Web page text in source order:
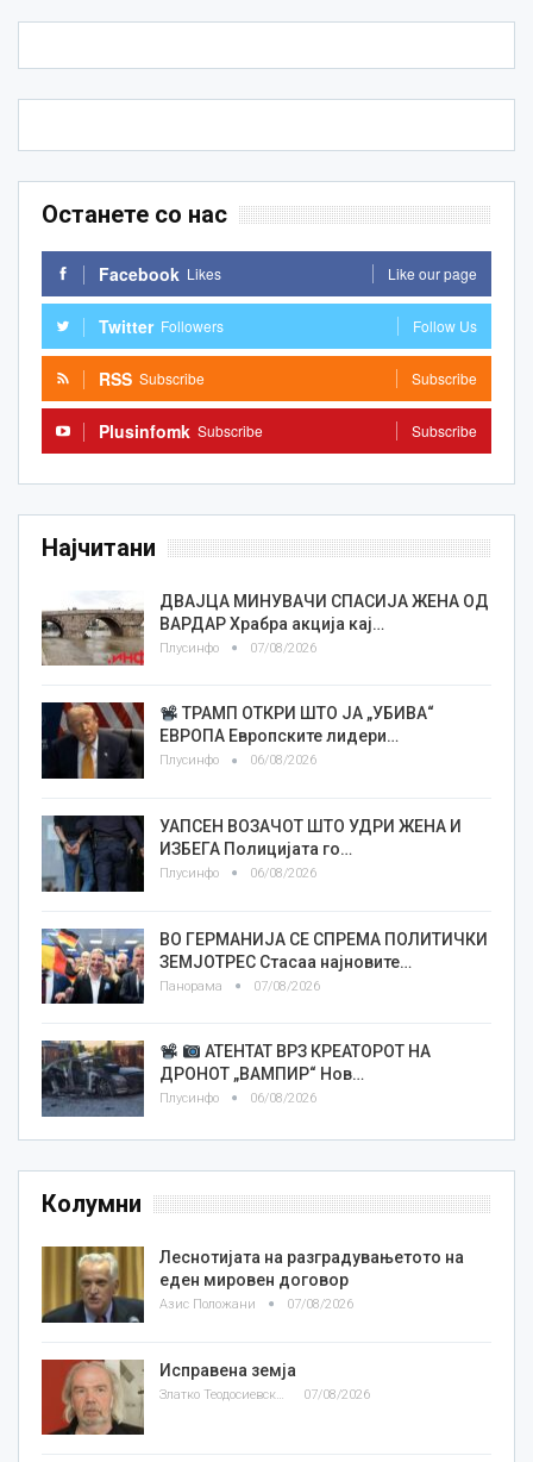
Останете со нас
Facebook Likes Like our page
Twitter Followers Follow Us
RSS Subscribe Subscribe
Plusinfomk Subscribe Subscribe
Најчитани
ДВАЈЦА МИНУВАЧИ СПАСИЈА ЖЕНА ОД
ВАРДАР Храбра акција кај…
Плусинфо 07/08/2026
ТРАМП ОТКРИ ШТО ЈА „УБИВА“
ЕВРОПА Европските лидери…
Плусинфо 06/08/2026
УАПСЕН ВОЗАЧОТ ШТО УДРИ ЖЕНА И
ИЗБЕГА Полицијата го…
Плусинфо 06/08/2026
ВО ГЕРМАНИЈА СЕ СПРЕМА ПОЛИТИЧКИ
ЗЕМЈОТРЕС Стасаа најновите…
Панорама 07/08/2026
АТЕНТАТ ВРЗ КРЕАТОРОТ НА
ДРОНОТ „ВАМПИР“ Нов…
Плусинфо 06/08/2026
Колумни
Леснотијата на разградувањетото на
еден мировен договор
Азис Положани 07/08/2026
Исправена земја
07/08/2026